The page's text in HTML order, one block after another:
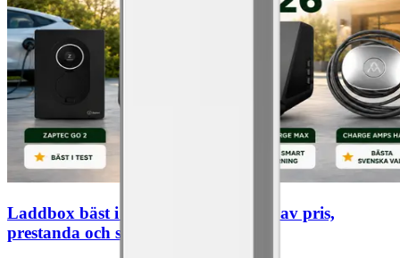
Laddbox bäst i test 2026: Jämförelse av pris,
prestanda och smart styrning